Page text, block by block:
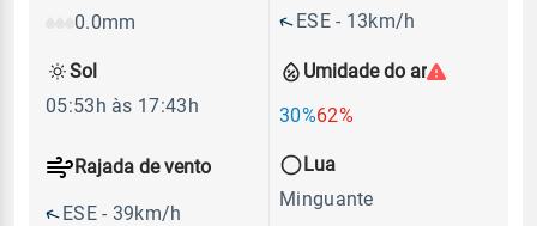
0.0mm
Umidade do ar
30%62%
ESE - 13km/h
Rajada de vento
ESE - 39km/h
Sol
05:53h às 17:43h
Lua
Minguante